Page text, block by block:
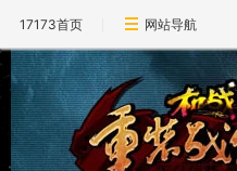
17173首页 网站导航